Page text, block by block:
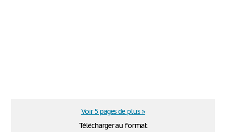
Télécharger au format
Voir 5 pages de plus »